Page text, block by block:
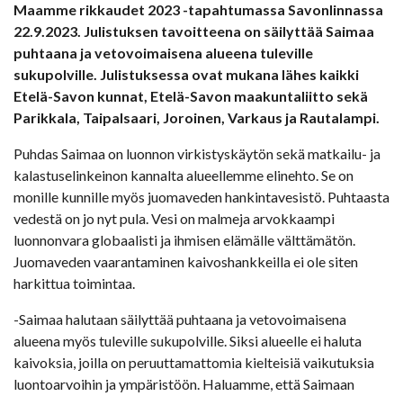
Maamme rikkaudet 2023 -tapahtumassa Savonlinnassa
22.9.2023. Julistuksen tavoitteena on säilyttää Saimaa
puhtaana ja vetovoimaisena alueena tuleville
sukupolville. Julistuksessa ovat mukana lähes kaikki
Etelä-Savon kunnat, Etelä-Savon maakuntaliitto sekä
Parikkala, Taipalsaari, Joroinen, Varkaus ja Rautalampi.
Puhdas Saimaa on luonnon virkistyskäytön sekä matkailu- ja
kalastuselinkeinon kannalta alueellemme elinehto. Se on
monille kunnille myös juomaveden hankintavesistö. Puhtaasta
vedestä on jo nyt pula. Vesi on malmeja arvokkaampi
luonnonvara globaalisti ja ihmisen elämälle välttämätön.
Juomaveden vaarantaminen kaivoshankkeilla ei ole siten
harkittua toimintaa.
-Saimaa halutaan säilyttää puhtaana ja vetovoimaisena
alueena myös tuleville sukupolville. Siksi alueelle ei haluta
kaivoksia, joilla on peruuttamattomia kielteisiä vaikutuksia
luontoarvoihin ja ympäristöön. Haluamme, että Saimaan